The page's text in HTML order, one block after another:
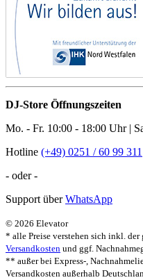
DJ-Store Öffnungszeiten
Mo. - Fr. 10:00 - 18:00 Uhr |
Hotline (+49) 0251 / 60 99 311
- oder -
Support überWhatsApp
© 2026 Elevator
* alle Preise verstehen sich inkl.
Versandkosten und ggf.
** außer bei Express-,
Versandkosten außerhalb